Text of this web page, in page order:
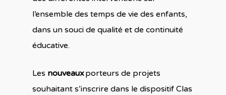
l’ensemble des temps de vie des enfants,
dans un souci de qualité et de continuité
éducative.
Les nouveauxporteurs de projets
souhaitant s’inscrire dans le dispositif Clas
Accompagner les
l’adolescence